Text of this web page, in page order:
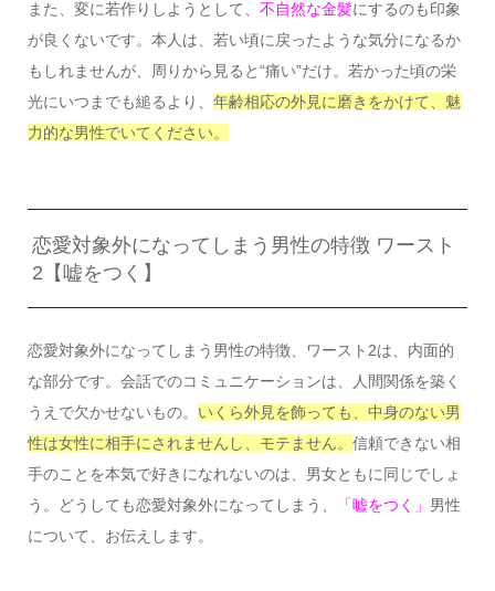
また、変に若作りしようとして、 不自然な金髪にするのも印象
が良くないです。本人は、若い頃に戻ったような気分になるか
もしれませんが、周りから見ると“痛い”だけ。若かった頃の栄
光にいつまでも縋るより、 年齢相応の外見に磨きをかけて、魅
力的な男性でいてください。
恋愛対象外になってしまう男性の特徴 ワースト
2【嘘をつく】
恋愛対象外になってしまう男性の特徴、ワースト2は、内面的
な部分です。会話でのコミュニケーションは、人間関係を築く
うえで欠かせないもの。 いくら外見を飾っても、中身のない男
性は女性に相手にされませんし、モテません。 信頼できない相
手のことを本気で好きになれないのは、男女ともに同じでしょ
う。どうしても恋愛対象外になってしまう、
「嘘をつく」 男性
について、お伝えします。